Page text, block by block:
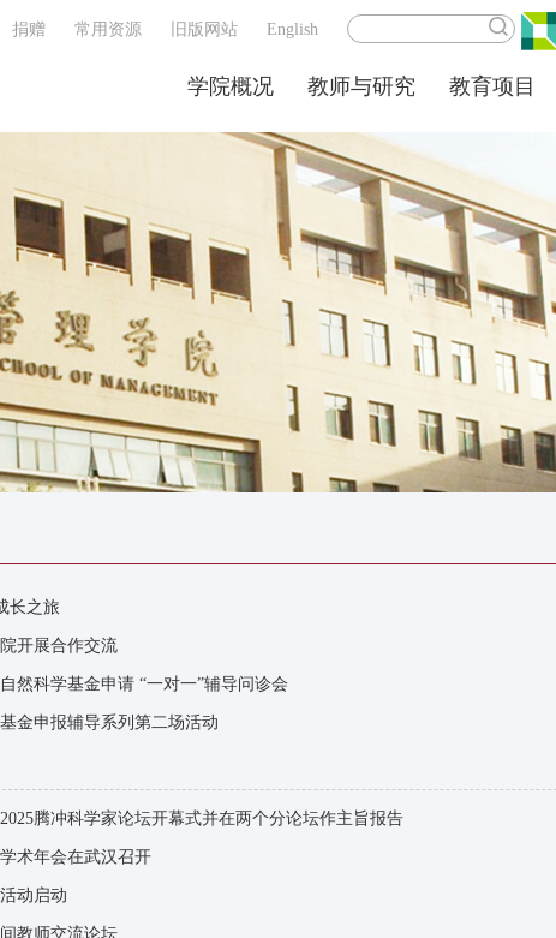
捐赠 常用资源 旧版网站 English
学院概况 教师与研究 教育项目
长之旅
开展合作交流
然科学基金申请 “一对一”辅导问诊会
金申报辅导系列第二场活动
腾冲科学家论坛开幕式并在两个分论坛作主旨报告
术年会在武汉召开
动启动
教师交流论坛